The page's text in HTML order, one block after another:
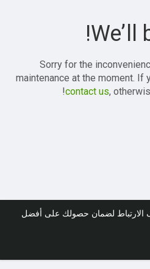
الارتباط لضمان حصولك على أفضل
We’ll
Sorry for the
maintenance at the moment. If
contact us,